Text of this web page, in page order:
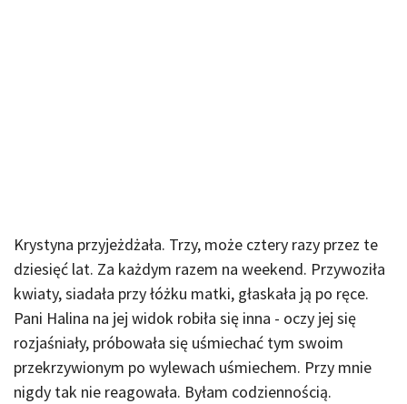
Krystyna przyjeżdżała. Trzy, może cztery razy przez te
dziesięć lat. Za każdym razem na weekend. Przywoziła
kwiaty, siadała przy łóżku matki, głaskała ją po ręce.
Pani Halina na jej widok robiła się inna - oczy jej się
rozjaśniały, próbowała się uśmiechać tym swoim
przekrzywionym po wylewach uśmiechem. Przy mnie
nigdy tak nie reagowała. Byłam codziennością.